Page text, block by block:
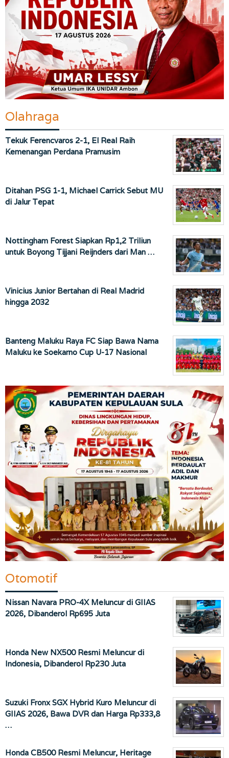
Olahraga
Tekuk Ferencvaros 2-1, El Real Raih
Kemenangan Perdana Pramusim
Ditahan PSG 1-1, Michael Carrick Sebut MU
di Jalur Tepat
Nottingham Forest Siapkan Rp1,2 Triliun
untuk Boyong Tijjani Reijnders dari Man …
Vinicius Junior Bertahan di Real Madrid
hingga 2032
Banteng Maluku Raya FC Siap Bawa Nama
Maluku ke Soekarno Cup U-17 Nasional
Otomotif
Nissan Navara PRO-4X Meluncur di GIIAS
2026, Dibanderol Rp695 Juta
Honda New NX500 Resmi Meluncur di
Indonesia, Dibanderol Rp230 Juta
Suzuki Fronx SGX Hybrid Kuro Meluncur di
GIIAS 2026, Bawa DVR dan Harga Rp333,8
…
Honda CB500 Resmi Meluncur, Heritage